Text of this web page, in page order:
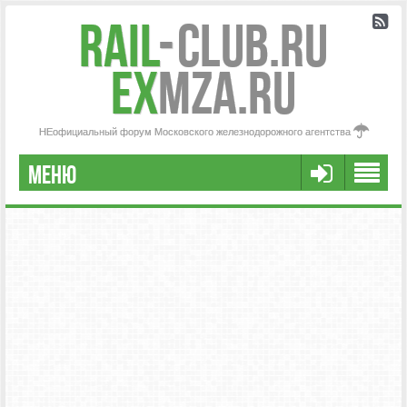
Rail-Club.RU
exMZA.RU
НЕофициальный форум Московского железнодорожного агентства
МЕНЮ
РЕГИСТРАЦИЯ